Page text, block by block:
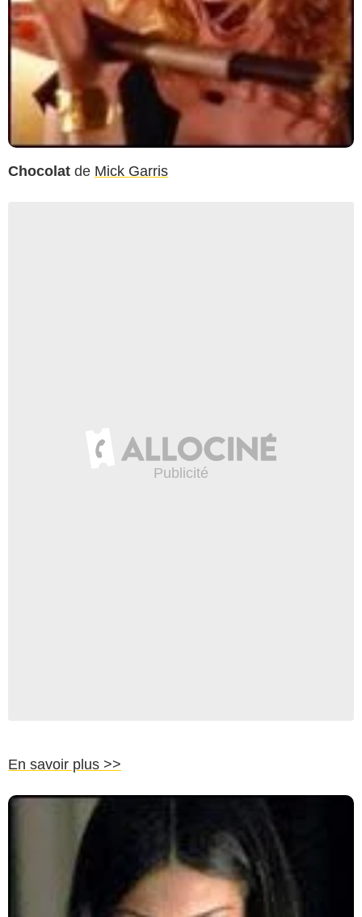
Chocolat de Mick Garris
En savoir plus >>